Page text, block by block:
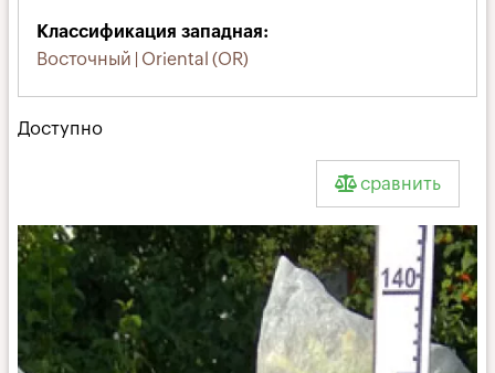
вкладка)
Классификация западная
Восточный | Oriental (OR)
Доступно
сравнить